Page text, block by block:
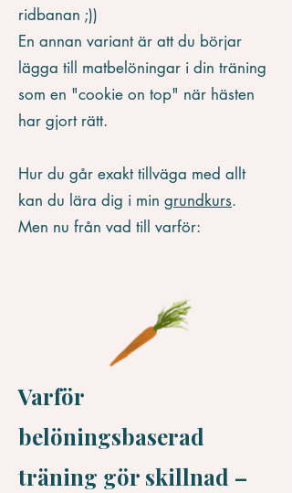
ridbanan ;))
En annan variant är att du börjar
lägga till matbelöningar i din träning
som en "cookie on top" när hästen
har gjort rätt.
Hur du går exakt tillväga med allt
kan du lära dig i min grundkurs.
Men nu från vad till varför:
Varför
belöningsbaserad
träning gör skillnad –